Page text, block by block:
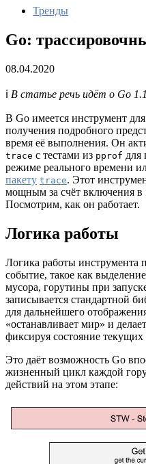
Тренды
Go:
08.04.2020
ℹ️ В статье речь идёт о Go
В Go имеется инструмент
получения подробного
время её выполнения. Он
trace с тестами из pprof для
режиме реального времени
пакету trace. Этот
мощным за счёт включения в
Посмотрим, как он работает.
Логика работы
Логика работы инструмента
событие, такое как
мусора, горутины при
записывается стандартной
для дальнейшего
«останавливает мир» и
фиксируя состояние текущих
Это даёт возможность Go
жизненный цикл каждой
действий на этом этапе: